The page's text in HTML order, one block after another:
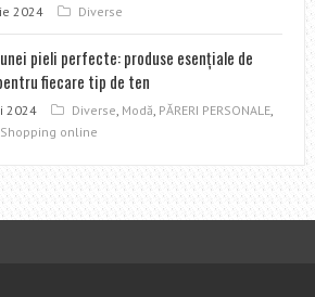
2024 Diverse
pieli perfecte: produse esențiale de
fiecare tip de ten
2024 Diverse, Modă, PĂRERI PERSONALE,
Shopping online